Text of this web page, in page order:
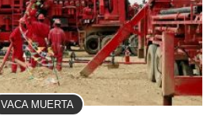
VACA MUERTA